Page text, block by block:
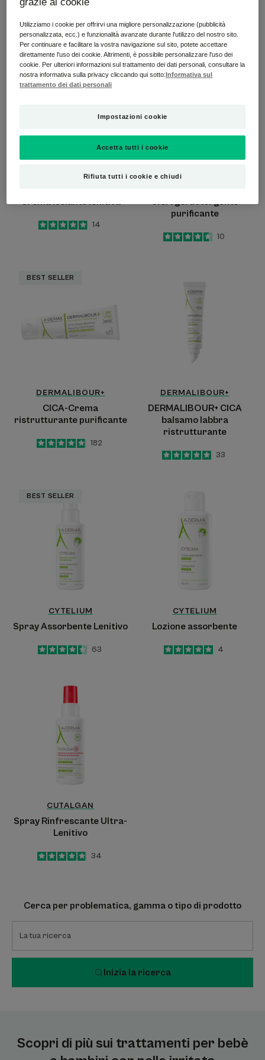
con Arnica
-
17
-
Crema
isolante
lenitiva
Crema isolante lenitiva
4.9
/5
14
CICA
gel
CICA gel detergente
purificante
4.6
/5
10
Crema
purificante
BEST SELLER
DERMALIBOUR+
CICA-Crema
ristrutturante purificante
4.8
/5
182
balsamo
labbra
ristrutturante
DERMALIBOUR+
DERMALIBOUR+ CICA
balsamo labbra
ristrutturante
5
/
5
33
Assorbente
BEST SELLER
CYTELIUM
Spray Assorbente Lenitivo
4.4
/5
63
CYTELIUM
Lozione assorbente
5
/5
4
Spray
CUTALGAN
Spray Rinfrescante Ultra-
Lenitivo
4.9
/
5
34
Cerca per problematica, gamma o tipo di prodotto
Inizia la ricerca
Scopri di più sui trattamenti per bebè
Utilizziamo i cookie per offrirvi una migliore personalizzazione (pubblicità
personalizzata, ecc.) e funzionalità avanzate durante l'utilizzo del nostro sito.
Per continuare e facilitare la vostra navigazione sul sito, potete accettare
direttamente l'uso dei cookie. Altrimenti, è possibile personalizzare l'uso dei
cookie. Per ulteriori informazioni sul trattamento dei dati personali, consultare la
nostra informativa sulla privacy cliccando qui sotto:Informativa sul
trattamento dei dati personali
Impostazioni cookie
Rifiuta tutti i cookie e chiudi
Accetta tutti i cookie